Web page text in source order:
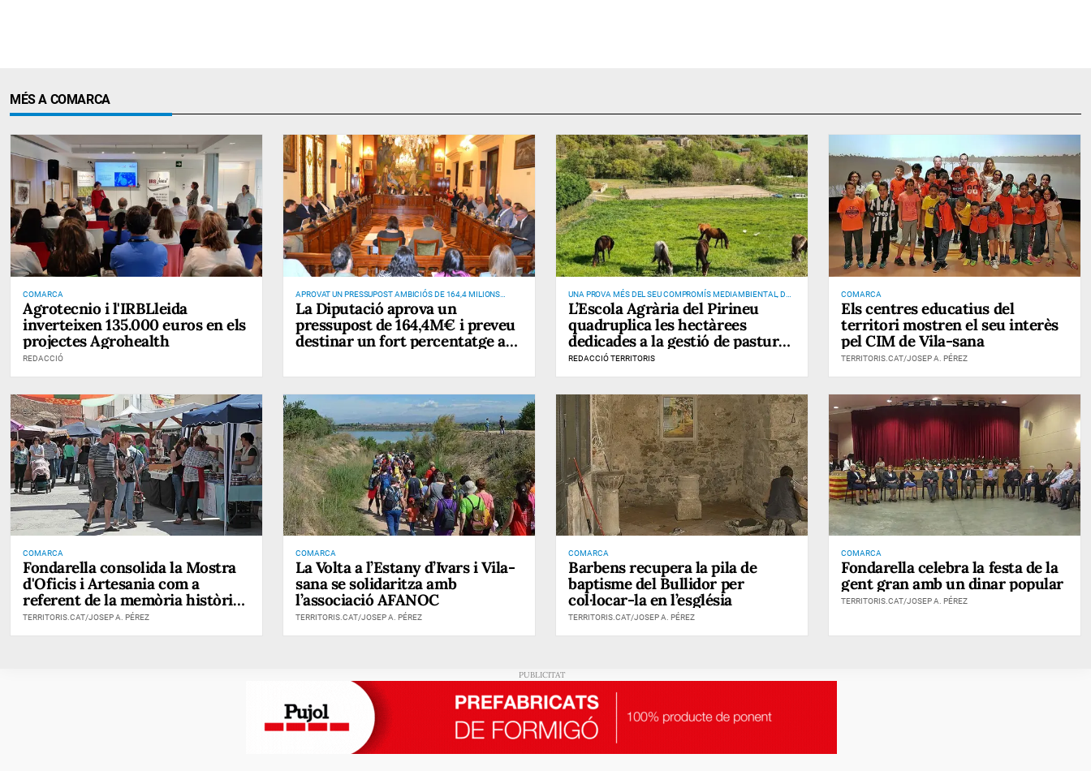
MÉS A COMARCA
COMARCA
Agrotecnio i l'IRBLleida
inverteixen 135.000 euros en els
projectes Agrohealth
REDACCIÓ
APROVAT UN PRESSUPOST AMBICIÓS DE 164,4 MILIONS
D'EUROS PER A L'ANY 2024
La Diputació aprova un
pressupost de 164,4M€ i preveu
destinar un fort percentatge a
UNA PROVA MÉS DEL SEU COMPROMÍS MEDIAMBIENTAL, DE
PRESERVACIÓ DE SÒLS I DE PREVENCIÓ D’INCENDIS
L’Escola Agrària del Pirineu
quadruplica les hectàrees
dedicades a la gestió de pastures
i prats
REDACCIÓ TERRITORIS
COMARCA
Els centres educatius del
territori mostren el seu interès
pel CIM de Vila-sana
TERRITORIS.CAT/JOSEP A. PÉREZ
COMARCA
Fondarella consolida la Mostra
d'Oficis i Artesania com a
referent de la memòria històrica
del territori
TERRITORIS.CAT/JOSEP A. PÉREZ
COMARCA
La Volta a l’Estany d’Ivars i Vila-
sana se solidaritza amb
l’associació AFANOC
TERRITORIS.CAT/JOSEP A. PÉREZ
COMARCA
Barbens recupera la pila de
baptisme del Bullidor per
col·locar-la en l’església
TERRITORIS.CAT/JOSEP A. PÉREZ
COMARCA
Fondarella celebra la festa de la
gent gran amb un dinar popular
TERRITORIS.CAT/JOSEP A. PÉREZ